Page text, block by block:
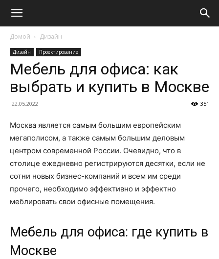
Домой Дизайн
Дизайн Проектирование
Мебель для офиса: как
выбрать и купить в Москве
22.05.2022 351
Москва является самым большим европейским
мегаполисом, а также самым большим деловым
центром современной России. Очевидно, что в
столице ежедневно регистрируются десятки, если не
сотни новых бизнес-компаний и всем им среди
прочего, необходимо эффективно и эффектно
меблировать свои офисные помещения.
Мебель для офиса: где купить в
Москве